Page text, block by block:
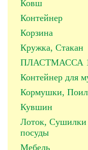
Ковш
Контейнер
Корзина
Кружка, Стакан
ПЛАСТМАССА
Контейнер для
Кормушки,
Кувшин
Лоток, Сушилки
посуды
Мебель